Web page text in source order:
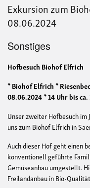
Exkursion zum
08.06.2024
Sonstiges
Hofbesuch Biohof Elfrich
* Biohof Elfrich *
08.06.2024 * 14 Uhr bis
Unser zweiter Hofbesuch
uns zum Biohof Elfrich in
Auch dieser Hof geht einen
konventionell geführte
Gemüseanbau umgestellt.
Freilandanbau in Bio-